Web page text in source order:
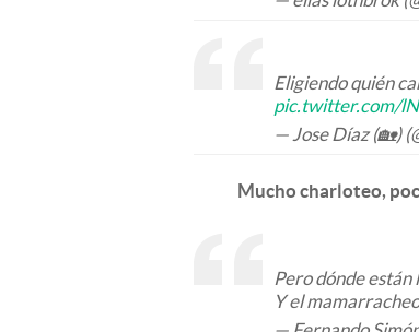
Eligiendo quién
pic.twitter.com/
— Jose Díaz (🏡)
Mucho charloteo,
Pero dónde están
Y el